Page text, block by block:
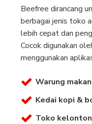
Beefree dirancang
berbagai jenis toko
lebih cepat dan
Cocok digunakan
menggunakan
Warung
Kedai kopi &
Toko